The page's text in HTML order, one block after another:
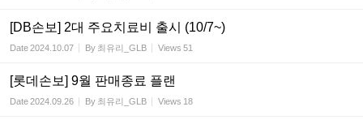
[DB손보] 2대 주요치료비 출시 (10/7~)
Date2024.10.07 By 최유리_GLB Views 51
[롯데손보] 9월 판매종료 플랜
Date2024.09.26 By 최유리_GLB Views 18